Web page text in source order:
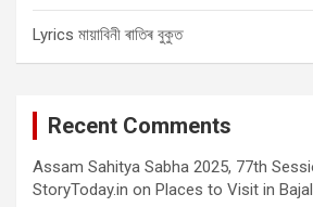
Lyrics মায়াবিনী ৰাতিৰ বুকুত
Recent Comments
Assam Sahitya Sabha 2025, 77th
StoryToday.in on Places to Visit in